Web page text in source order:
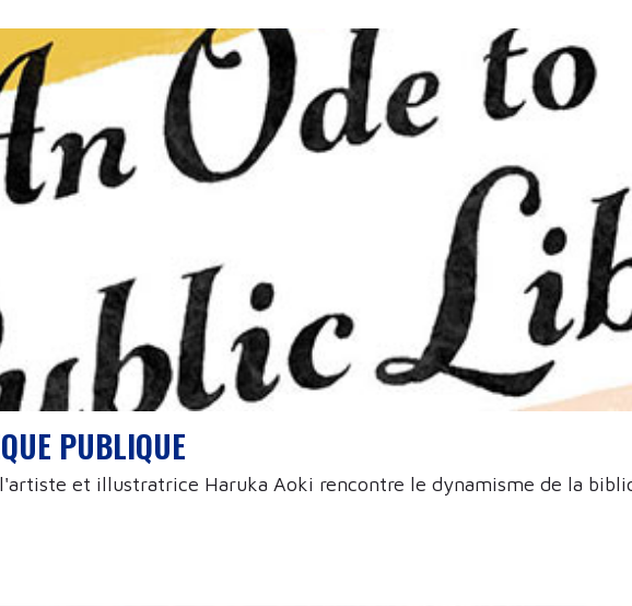
PUBLIQUE
et illustratrice Haruka Aoki rencontre le dynamisme de la